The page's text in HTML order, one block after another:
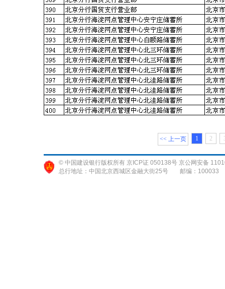
<< 上一页 1 2
© 中国建设银行版权所有 京ICP证 050138号 京公网安备
总行地址：中国北京西城区金融大街25号
邮编：100033